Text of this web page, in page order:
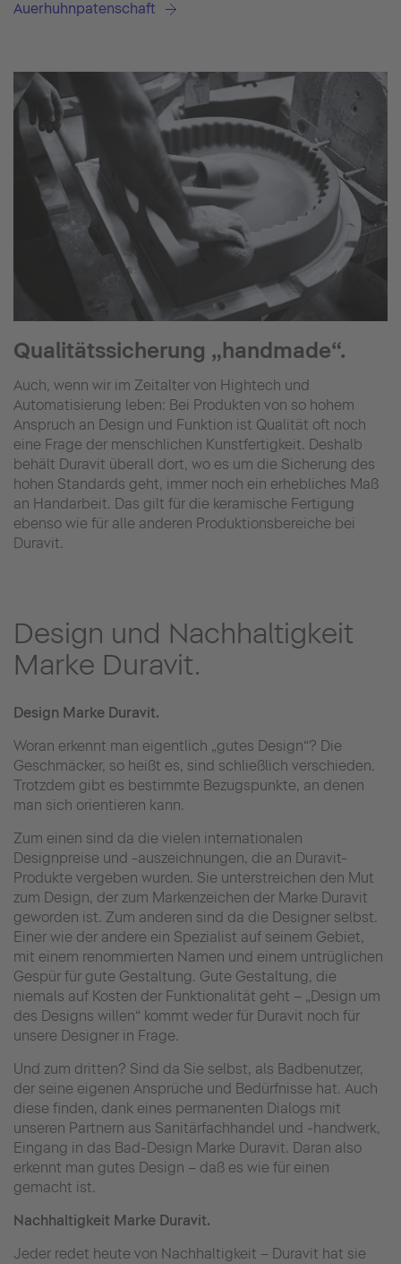
Auerhuhnpatenschaft
Qualitätssicherung „handmade“.
Auch, wenn wir im Zeitalter von Hightech und
Automatisierung leben: Bei Produkten von so hohem
Anspruch an Design und Funktion ist Qualität oft noch
eine Frage der menschlichen Kunstfertigkeit. Deshalb
behält Duravit überall dort, wo es um die Sicherung des
hohen Standards geht, immer noch ein erhebliches Maß
an Handarbeit. Das gilt für die keramische Fertigung
ebenso wie für alle anderen Produktionsbereiche bei
Duravit.
Design und Nachhaltigkeit
Marke Duravit.
Design Marke Duravit.
Woran erkennt man eigentlich „gutes Design“? Die
Geschmäcker, so heißt es, sind schließlich verschieden.
Trotzdem gibt es bestimmte Bezugspunkte, an denen
man sich orientieren kann.
Zum einen sind da die vielen internationalen
Designpreise und -auszeichnungen, die an Duravit-
Produkte vergeben wurden. Sie unterstreichen den Mut
zum Design, der zum Markenzeichen der Marke Duravit
geworden ist. Zum anderen sind da die Designer selbst.
Einer wie der andere ein Spezialist auf seinem Gebiet,
mit einem renommierten Namen und einem untrüglichen
Gespür für gute Gestaltung. Gute Gestaltung, die
niemals auf Kosten der Funktionalität geht – „Design um
des Designs willen“ kommt weder für Duravit noch für
unsere Designer in Frage.
Und zum dritten? Sind da Sie selbst, als Badbenutzer,
der seine eigenen Ansprüche und Bedürfnisse hat. Auch
diese finden, dank eines permanenten Dialogs mit
unseren Partnern aus Sanitärfachhandel und -handwerk,
Eingang in das Bad-Design Marke Duravit. Daran also
erkennt man gutes Design – daß es wie für einen
gemacht ist.
Nachhaltigkeit Marke Duravit.
Jeder redet heute von Nachhaltigkeit – Duravit hat sie